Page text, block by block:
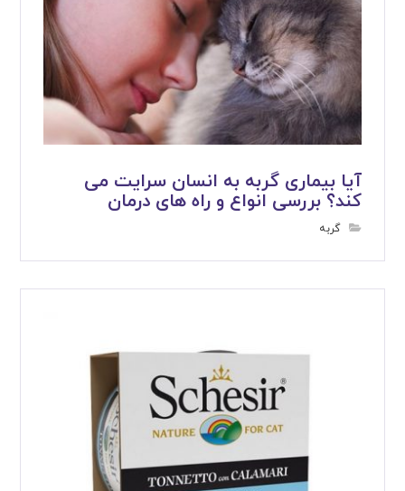
آیا بیماری گربه به انسان سرایت می
کند؟ بررسی انواع و راه های درمان
گربه